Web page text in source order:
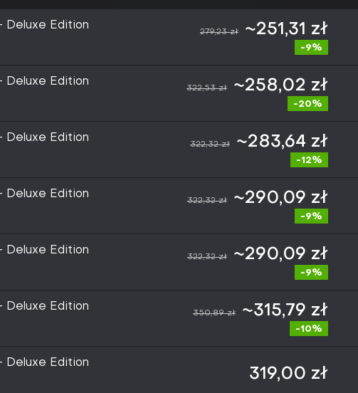
Deluxe Edition
279,23 zł ~251,31 zł
-9%
Deluxe Edition
322,53 zł ~258,02 zł
-20%
Deluxe Edition
322,32 zł ~283,64 zł
-12%
Deluxe Edition
322,32 zł ~290,09 zł
-9%
Deluxe Edition
322,32 zł ~290,09 zł
-9%
Deluxe Edition
350,89 zł ~315,79 zł
-10%
Deluxe Edition
319,00 zł